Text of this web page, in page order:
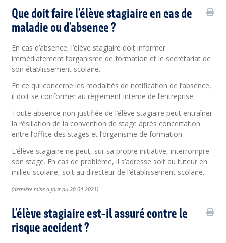
Que doit faire l’élève stagiaire en cas de
maladie ou d’absence ?
En cas d’absence, l’élève stagiaire doit informer
immédiatement l’organisme de formation et le secrétariat de
son établissement scolaire.
En ce qui concerne les modalités de notification de l’absence,
il doit se conformer au règlement interne de l’entreprise.
Toute absence non justifiée de l’élève stagiaire peut entraîner
la résiliation de la convention de stage après concertation
entre l’office des stages et l’organisme de formation.
L’élève stagiaire ne peut, sur sa propre initiative, interrompre
son stage. En cas de problème, il s’adresse soit au tuteur en
milieu scolaire, soit au directeur de l’établissement scolaire.
(dernière mise à jour au 20.04.2021)
L’élève stagiaire est-il assuré contre le
risque accident ?